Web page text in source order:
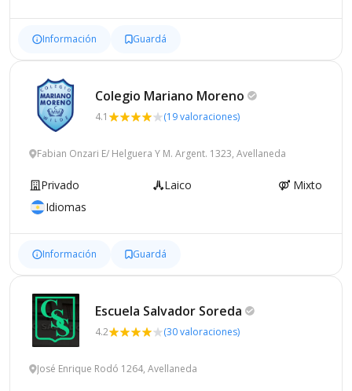
Información Guardá
Colegio Mariano Moreno
4.1 (19 valoraciones)
Fabian Onzari E/ Helguera Y M. Argent. 1323, Avellaneda
Privado Laico
Mixto
Idiomas
Información Guardá
Escuela Salvador Soreda
4.2 (30 valoraciones)
José Enrique Rodó 1264, Avellaneda